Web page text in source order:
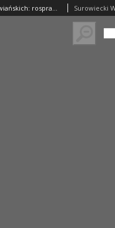
Śledzenie początku narodów słowiańskich: rosprawa czytana na publiczném posiedzeniu Krolewsko-Warszawskiego Towarzystwa Przyiacioł Nauk w dniu 24 stycznia r. 1824